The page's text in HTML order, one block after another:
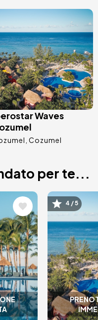
Waves
Cozumel
per te...
4 / 5